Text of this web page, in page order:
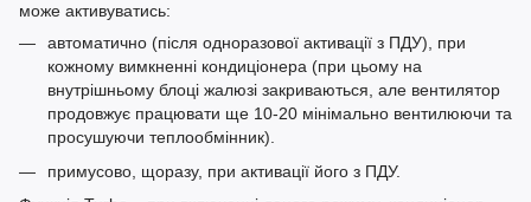
може активуватись:
автоматично (після одноразової активації з ПДУ), при
кожному вимкненні кондиціонера (при цьому на
внутрішньому блоці жалюзі закриваються, але вентилятор
продовжує працювати ще 10-20 мінімально вентилюючи та
просушуючи теплообмінник).
примусово, щоразу, при активації його з ПДУ.